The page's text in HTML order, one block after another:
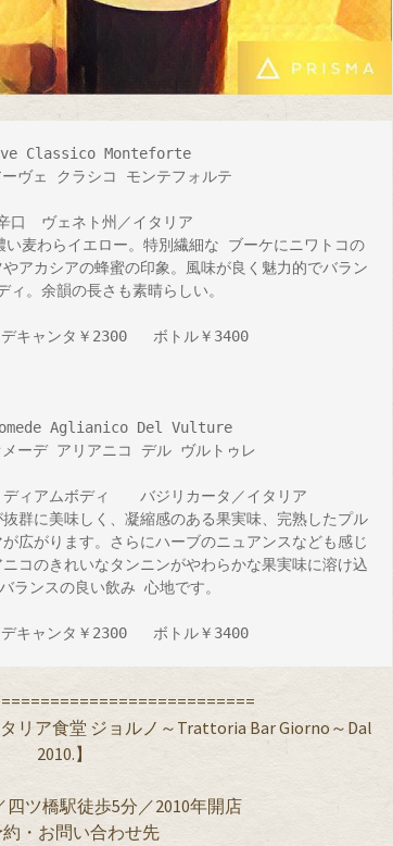
Classico Monteforte
ヴェ クラシコ モンテフォルテ
口　ヴェネト州／イタリア
麦わらイエロー。特別繊細な ブーケにニワトコの
アカシアの蜂蜜の印象。風味が良く魅力的でバラン
ィ。余韻の長さも素晴らしい。
キャンタ￥2300   ボトル￥3400
Aglianico Del Vulture
メーデ アリアニコ デル ヴルトゥレ
ィアムボディ　　バジリカータ／イタリア
群に美味しく、凝縮感のある果実味、完熟したプル
広がります。さらにハーブのニュアンスなども感じ
コのきれいなタンニンがやわらかな果実味に溶け込
ランスの良い飲み 心地です。
キャンタ￥2300   ボトル￥3400
リア食堂 ジョルノ～Trattoria Bar Giorno～Dal
2010.】
四ツ橋駅徒歩5分／2010年開店
約・お問い合わせ先